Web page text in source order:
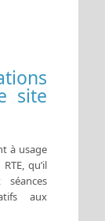
site
à usage
qu’il
séances
aux